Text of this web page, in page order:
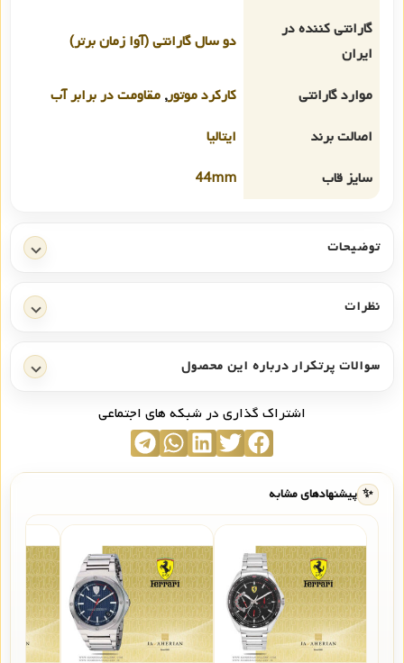
گارانتی کننده در
ایران
دو سال گارانتی (آوا زمان برتر)
موارد گارانتی کارکرد موتور, مقاومت در برابر آب
اصالت برند
ایتالیا
سایز قاب
44mm
توضیحات
نظرات
سوالات پرتکرار درباره این محصول
اشتراک گذاری در شبکه های اجتماعی
✨ پیشنهادهای مشابه